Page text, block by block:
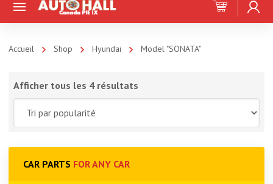
Accueil Shop Hyundai Model "SONATA"
Afficher tous les 4 résultats
CAR PARTS FOR ANY CAR